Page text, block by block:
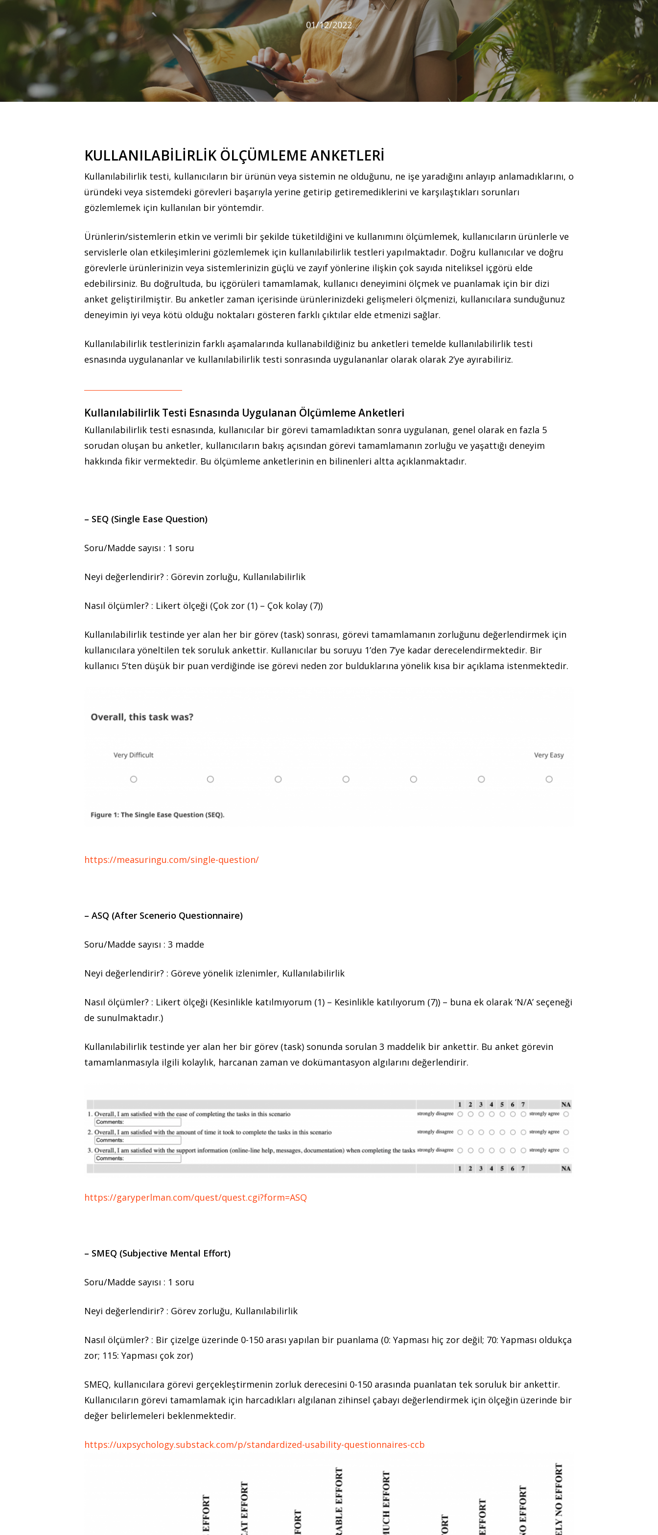
Hit enter to search or ESC to close
01/12/2022
KULLANILABİLİRLİK ÖLÇÜMLEME ANKETLERİ
Kullanılabilirlik testi, kullanıcıların bir ürünün veya sistemin ne olduğunu, ne işe yaradığını anlayıp anlamadıklarını, o
üründeki veya sistemdeki görevleri başarıyla yerine getirip getiremediklerini ve karşılaştıkları sorunları
gözlemlemek için kullanılan bir yöntemdir.
Ürünlerin/sistemlerin etkin ve verimli bir şekilde tüketildiğini ve kullanımını ölçümlemek, kullanıcıların ürünlerle ve
servislerle olan etkileşimlerini gözlemlemek için kullanılabilirlik testleri yapılmaktadır. Doğru kullanıcılar ve doğru
görevlerle ürünlerinizin veya sistemlerinizin güçlü ve zayıf yönlerine ilişkin çok sayıda niteliksel içgörü elde
edebilirsiniz. Bu doğrultuda, bu içgörüleri tamamlamak, kullanıcı deneyimini ölçmek ve puanlamak için bir dizi
anket geliştirilmiştir. Bu anketler zaman içerisinde ürünlerinizdeki gelişmeleri ölçmenizi, kullanıcılara sunduğunuz
deneyimin iyi veya kötü olduğu noktaları gösteren farklı çıktılar elde etmenizi sağlar.
Kullanılabilirlik testlerinizin farklı aşamalarında kullanabildiğiniz bu anketleri temelde kullanılabilirlik testi
esnasında uygulananlar ve kullanılabilirlik testi sonrasında uygulananlar olarak olarak 2’ye ayırabiliriz.
Kullanılabilirlik Testi Esnasında Uygulanan Ölçümleme Anketleri
Kullanılabilirlik testi esnasında, kullanıcılar bir görevi tamamladıktan sonra uygulanan, genel olarak en fazla 5
sorudan oluşan bu anketler, kullanıcıların bakış açısından görevi tamamlamanın zorluğu ve yaşattığı deneyim
hakkında fikir vermektedir. Bu ölçümleme anketlerinin en bilinenleri altta açıklanmaktadır.
– SEQ (Single Ease Question)
Soru/Madde sayısı : 1 soru
Neyi değerlendirir? : Görevin zorluğu, Kullanılabilirlik
Nasıl ölçümler? : Likert ölçeği (Çok zor (1) – Çok kolay (7))
Kullanılabilirlik testinde yer alan her bir görev (task) sonrası, görevi tamamlamanın zorluğunu değerlendirmek için
kullanıcılara yöneltilen tek soruluk ankettir. Kullanıcılar bu soruyu 1’den 7’ye kadar derecelendirmektedir. Bir
kullanıcı 5’ten düşük bir puan verdiğinde ise görevi neden zor bulduklarına yönelik kısa bir açıklama istenmektedir.
https://measuringu.com/single-question/
– ASQ (After Scenerio Questionnaire)
Soru/Madde sayısı : 3 madde
Neyi değerlendirir? : Göreve yönelik izlenimler, Kullanılabilirlik
Nasıl ölçümler? : Likert ölçeği (Kesinlikle katılmıyorum (1) – Kesinlikle katılıyorum (7)) – buna ek olarak ‘N/A’ seçeneği
de sunulmaktadır.)
Kullanılabilirlik testinde yer alan her bir görev (task) sonunda sorulan 3 maddelik bir ankettir. Bu anket görevin
tamamlanmasıyla ilgili kolaylık, harcanan zaman ve dokümantasyon algılarını değerlendirir.
https://garyperlman.com/quest/quest.cgi?form=ASQ
– SMEQ (Subjective Mental Effort)
Soru/Madde sayısı : 1 soru
Neyi değerlendirir? : Görev zorluğu, Kullanılabilirlik
Nasıl ölçümler? : Bir çizelge üzerinde 0-150 arası yapılan bir puanlama (0: Yapması hiç zor değil; 70: Yapması oldukça
zor; 115: Yapması çok zor)
SMEQ, kullanıcılara görevi gerçekleştirmenin zorluk derecesini 0-150 arasında puanlatan tek soruluk bir ankettir.
Kullanıcıların görevi tamamlamak için harcadıkları algılanan zihinsel çabayı değerlendirmek için ölçeğin üzerinde bir
değer belirlemeleri beklenmektedir.
https://uxpsychology.substack.com/p/standardized-usability-questionnaires-ccb